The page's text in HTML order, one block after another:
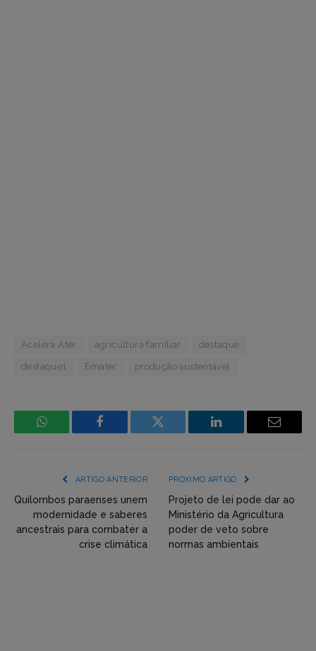
Acelera Ater agricultura familiar destaque
destaque1 Emater produção sustentável
WhatsApp Facebook
Incorpore
(YouTube,
Twitter,
Flickr
etc)
LinkedIn Email
ARTIGO ANTERIOR
Quilombos paraenses unem
modernidade e saberes
ancestrais para combater a
crise climática
PRÓXIMO ARTIGO
Projeto de lei pode dar ao
Ministério da Agricultura
poder de veto sobre
normas ambientais